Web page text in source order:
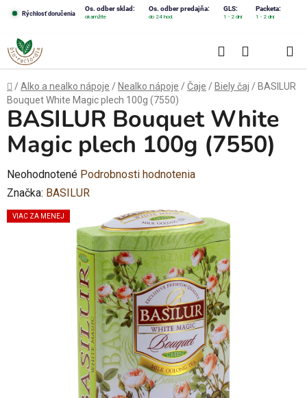
obsah
Rýchlosť doručenia
Os. odber sklad: Os. odber predajňa: GLS: Packeta:
okamžite do 24 hod. 1 - 2 dni 1 - 2 dni
Hľadať
KOŠÍK
Domov
/Alko a nealko nápoje / Nealko nápoje / Čaje / Biely čaj / BASILUR
Bouquet White Magic plech 100g (7550)
BASILUR Bouquet White
Magic plech 100g (7550)
Priemerné
hodnotenie
produktu
Neohodnotené Podrobnosti hodnotenia
Značka: BASILUR
VIAC ZA MENEJ